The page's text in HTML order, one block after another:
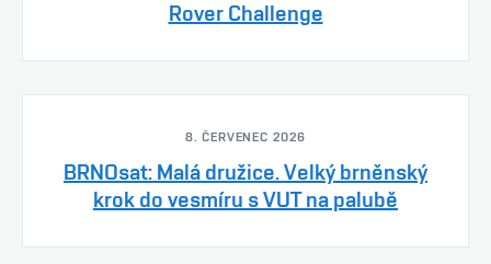
Rover Challenge
8. ČERVENEC 2026
BRNOsat: Malá družice. Velký brněnský
krok do vesmíru s VUT na palubě